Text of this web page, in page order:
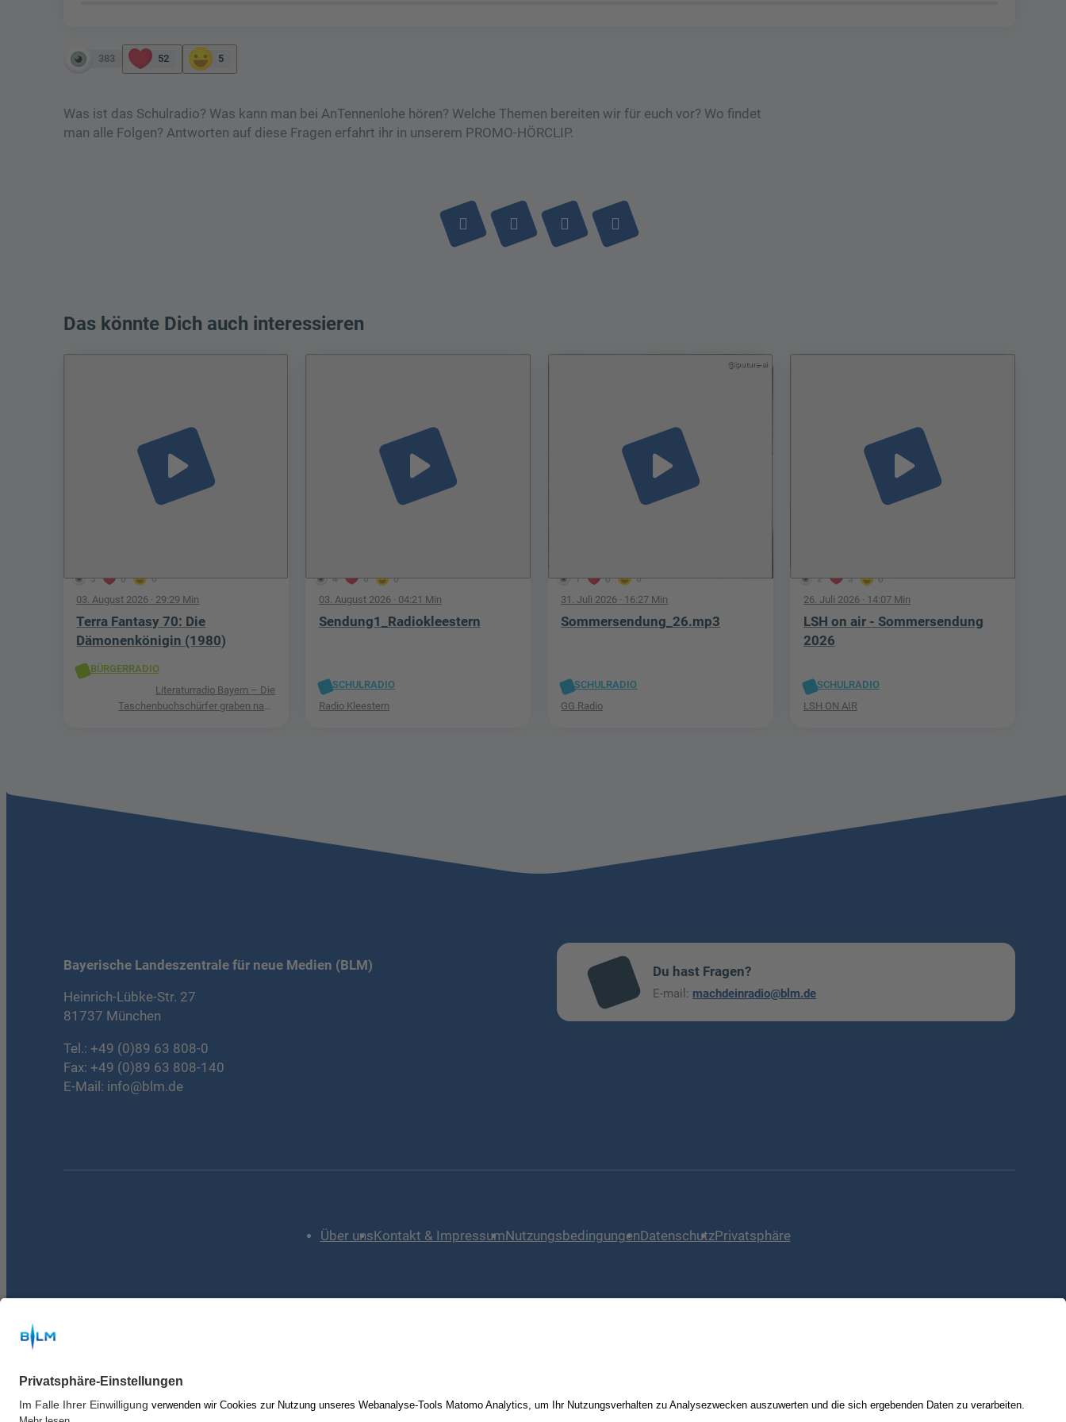
383 52 5
Was ist das Schulradio? Was kann man bei AnTennenlohe hören? Welche Themen bereiten wir für euch vor? Wo findet
man alle Folgen? Antworten auf diese Fragen erfahrt ihr in unserem PROMO-HÖRCLIP.
Das könnte Dich auch interessieren
3 0 0
play_arrow
03. August 2026 · 29:29 Min
Terra Fantasy 70: Die
Dämonenkönigin (1980)
BÜRGERRADIO
Literaturradio Bayern – Die
Taschenbuchschürfer graben nach
4 0 0
play_arrow
03. August 2026· 04:21 Min
Sendung1_Radiokleestern
SCHULRADIO
Radio Kleestern
@iputure-ai
1 0 0
play_arrow
31. Juli 2026 · 16:27 Min
Sommersendung_26.mp3
SCHULRADIO
GG Radio
2 3 0
play_arrow
26. Juli 2026· 14:07 Min
LSH on air - Sommersendung
2026
SCHULRADIO
LSH ON AIR
Bayerische Landeszentrale für neue Medien (BLM)
Heinrich-Lübke-Str. 27
81737 München
Tel.: +49 (0)89 63 808-0
Fax: +49 (0)89 63 808-140
E-Mail: info@blm.de
mai
l
Du hast Fragen?
E-mail: machdeinradio@blm.de
Über unsKontakt & ImpressumNutzungsbedingungenDatenschutzPrivatsphäre